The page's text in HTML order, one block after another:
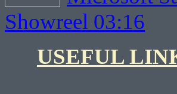
Showreel 03:16
USEFUL